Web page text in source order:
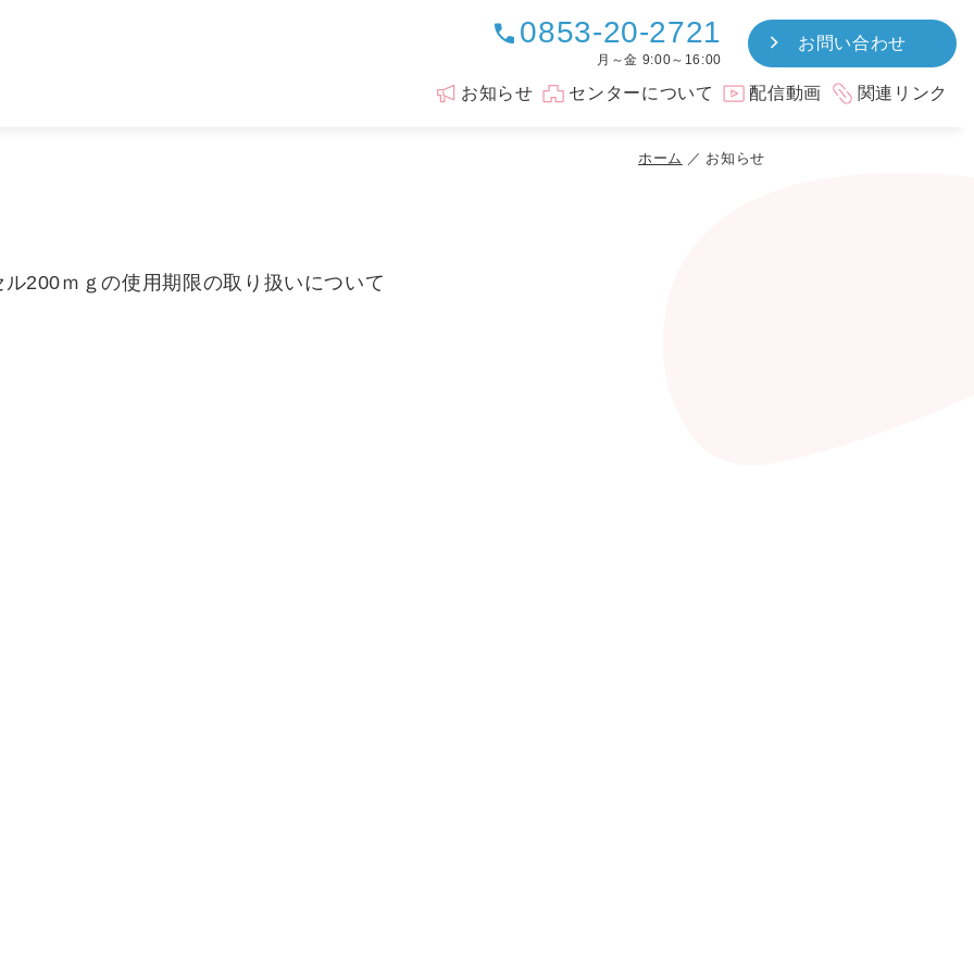
お知らせ センターについて 配信動画 関連リンク
call 0853-20-2721
月～金 9:00～16:00
お問い合わせ
ホーム お知らせ
200ｍｇの使用期限の取り扱いについて